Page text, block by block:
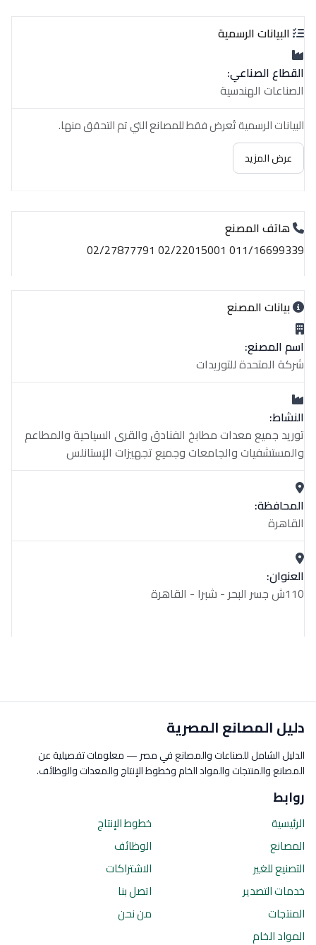
البيانات الرسمية
القطاع الصناعي:
الصناعات الهندسية
البيانات الرسمية تُعرض فقط للمصانع التي تم التحقق منها.
عرض المزيد
هاتف المصنع
011/16699339 02/22015001 02/27877791
بيانات المصنع
اسم المصنع:
شركة المتحدة للتوريدات
النشاط:
توريد جميع معدات مطابخ الفنادق والقرى السياحية والمطاعم
والمستشفيات والجامعات وجميع تجهيزات الإستانلس
المحافظة:
القاهرة
العنوان:
110ش جسر البحر - شبرا - القاهرة
دليل المصانع المصرية
الدليل الشامل للصناعات والمصانع في مصر — معلومات تفصيلية عن
المصانع والمنتجات والمواد الخام وخطوط الإنتاج والمعدات والوظائف.
روابط
الرئيسية
المصانع
التصنيع للغير
خدمات التصدير
المنتجات
المواد الخام
خطوط الإنتاج
الوظائف
الاشتراكات
اتصل بنا
من نحن